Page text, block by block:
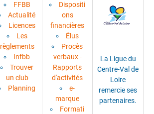
FFBB
Actualité
Licences
Les
règlements
Infbb
Trouver
un club
Planning
Dispositi
ons
financières
Élus
Procès
verbaux -
Rapports
d'activités
e-
marque
Formati
La Ligue du
Centre-Val de
Loire
remercie ses
partenaires.